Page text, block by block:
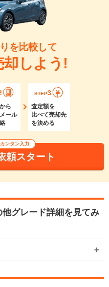
を比較して
却しよう!
ら
ール
STEP3
査定額を
比べて売却先
を決める
ンタン入力
頼スタート
グレード詳細を見てみ